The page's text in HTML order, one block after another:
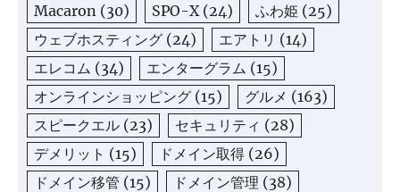
Macaron (30) SPO-X (24) ふわ姫 (25)
ウェブホスティング (24) エアトリ (14)
エレコム (34) エンターグラム (15)
オンラインショッピング (15) グルメ (163)
スピークエル (23) セキュリティ (28)
デメリット (15) ドメイン取得 (26)
ドメイン移管 (15) ドメイン管理 (38)